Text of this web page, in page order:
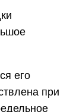
его
при